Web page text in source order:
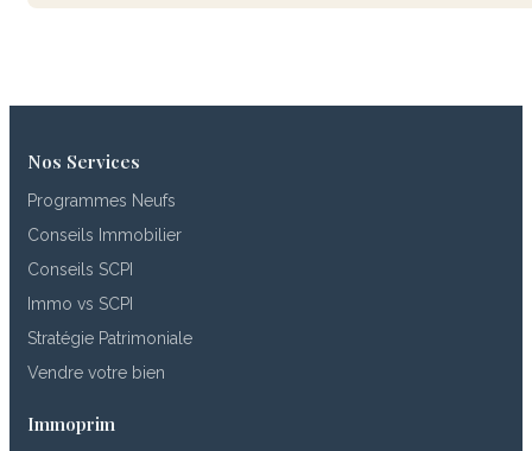
Nos Services
Programmes Neufs
Conseils Immobilier
Conseils SCPI
Immo vs SCPI
Stratégie Patrimoniale
Vendre votre bien
Immoprim